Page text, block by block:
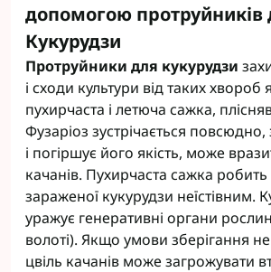
допомогою протруйників
Кукурудзи
Протруйники для кукурудзи
і сходи культури від таких хвороб
пухирчаста і летюча сажка,
Фузаріоз зустрічається
і погіршує його якість, може
качанів. Пухирчаста сажка робить
зараженої кукурудзи неїстівним.
уражує генеративні органи
волоті). Якщо умови зберігання
цвіль качанів може загрожувати